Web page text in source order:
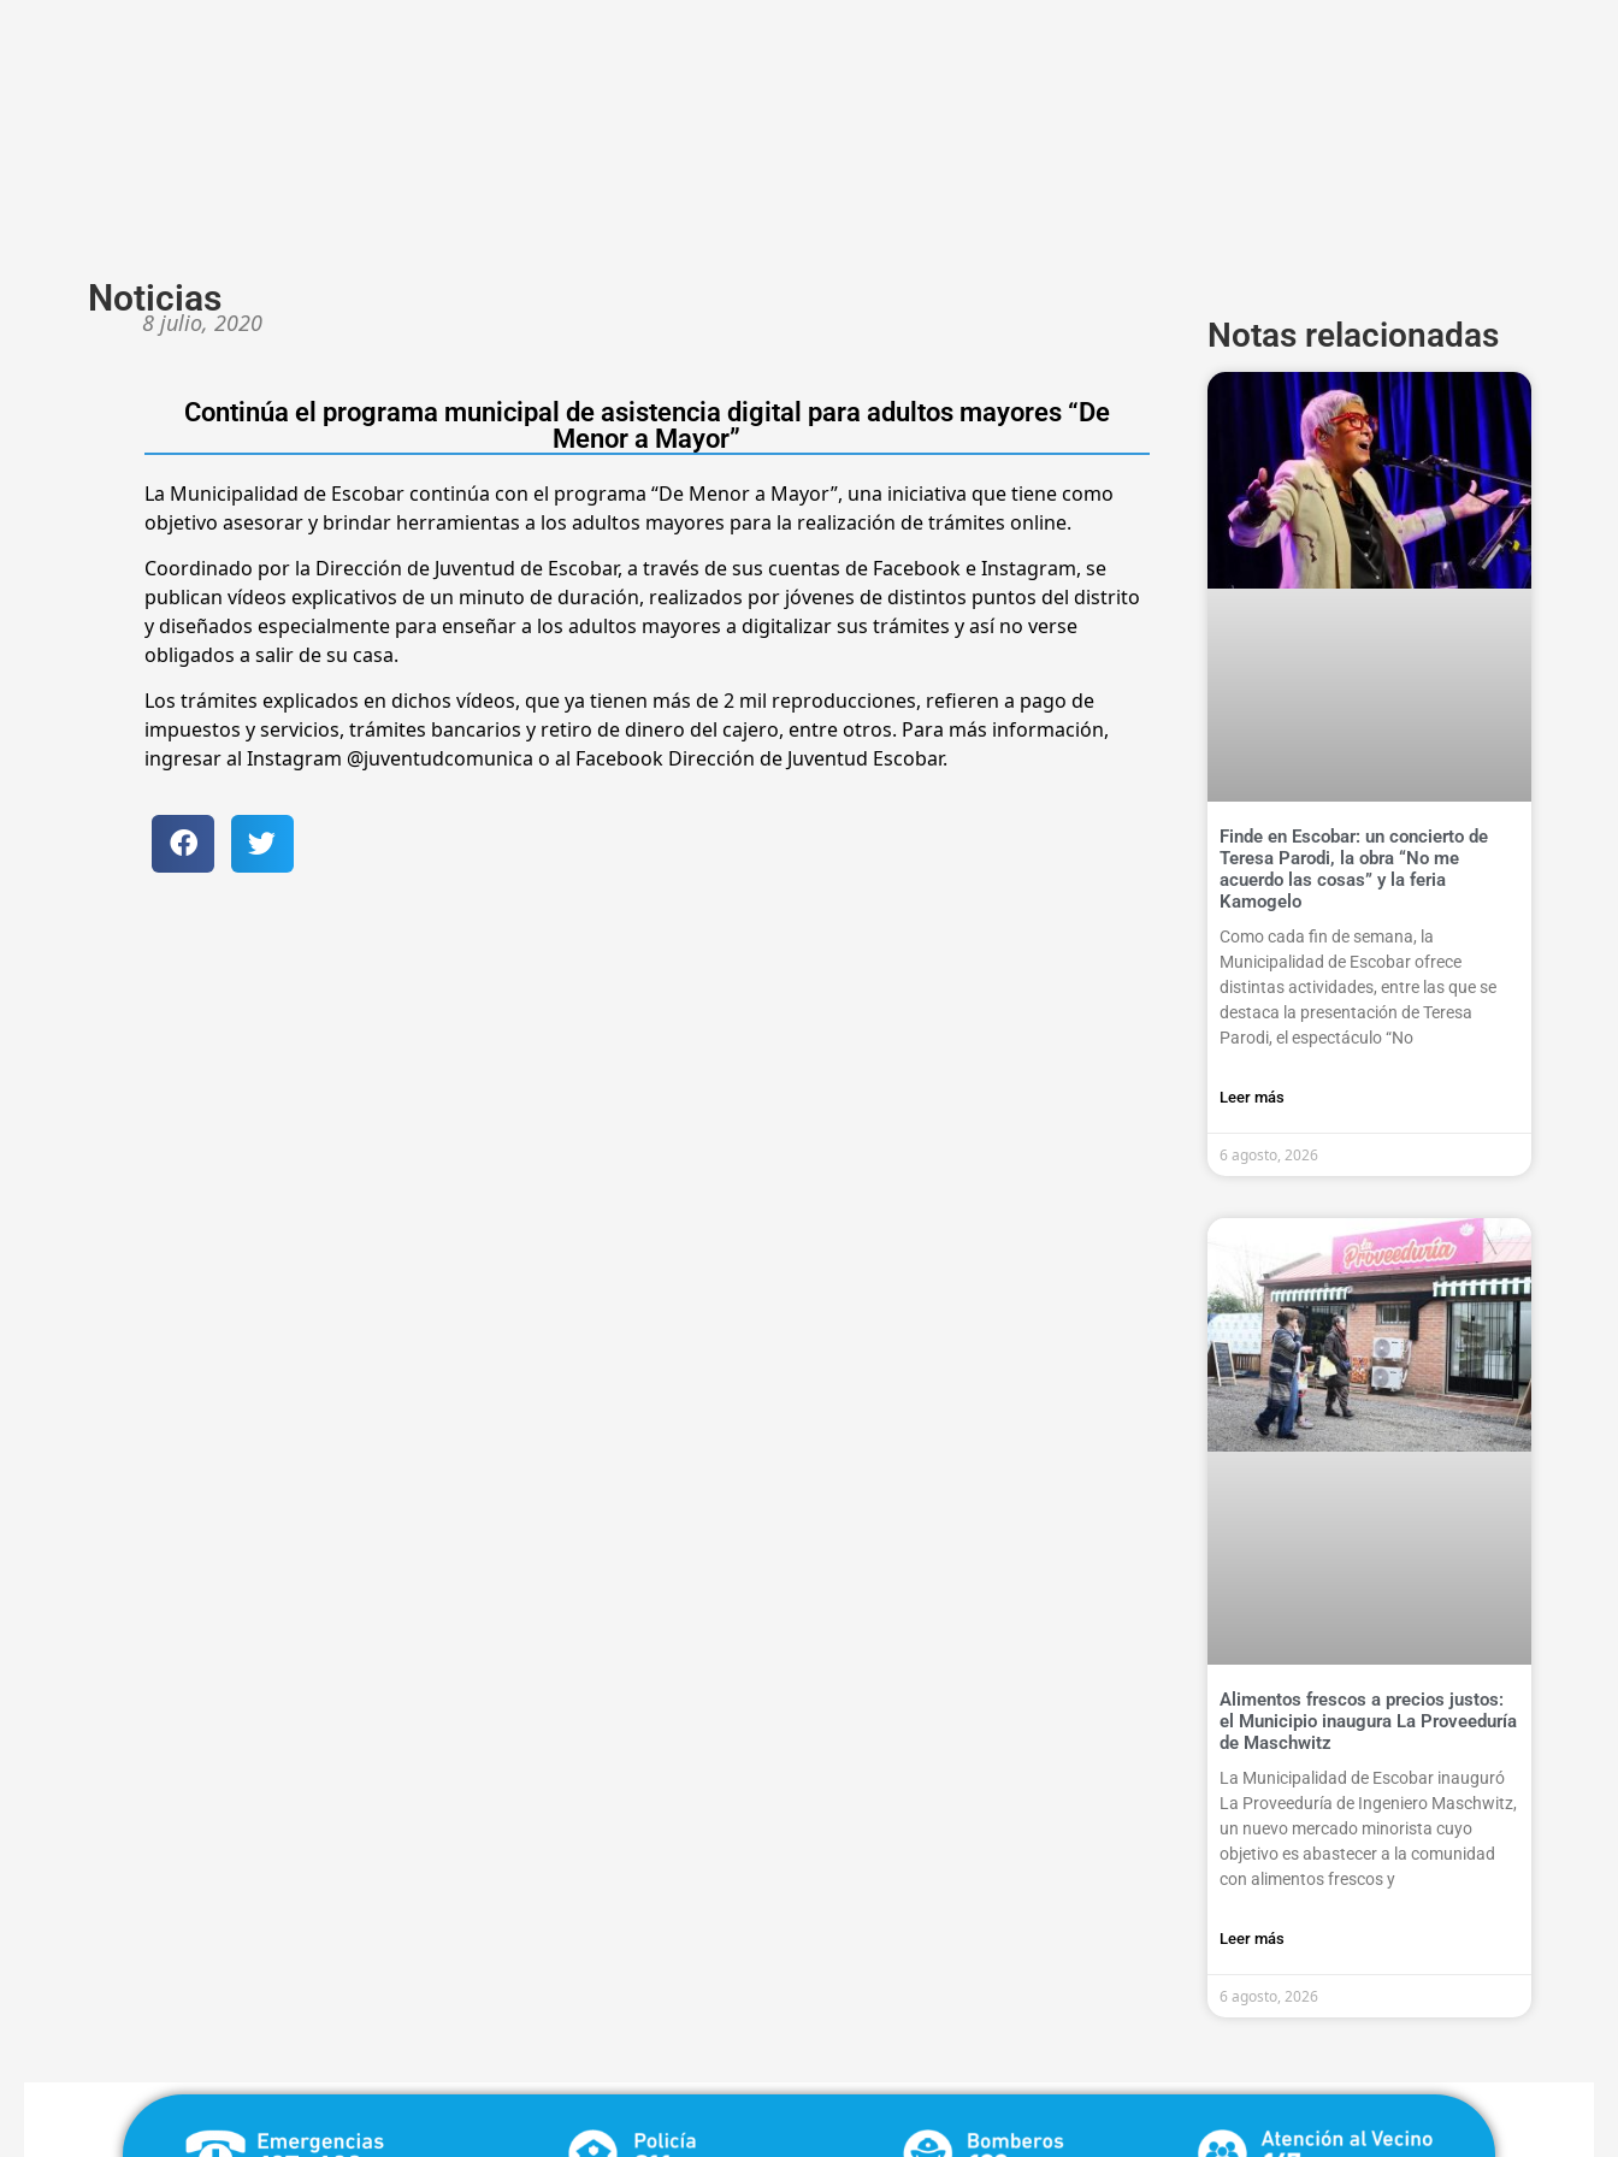
Noticias
8 julio, 2020
Continúa el programa municipal de asistencia digital para adultos mayores “De
Menor a Mayor”
La Municipalidad de Escobar continúa con el programa “De Menor a Mayor”, una iniciativa que tiene como
objetivo asesorar y brindar herramientas a los adultos mayores para la realización de trámites online.
Coordinado por la Dirección de Juventud de Escobar, a través de sus cuentas de Facebook e Instagram, se
publican vídeos explicativos de un minuto de duración, realizados por jóvenes de distintos puntos del distrito
y diseñados especialmente para enseñar a los adultos mayores a digitalizar sus trámites y así no verse
obligados a salir de su casa.
Los trámites explicados en dichos vídeos, que ya tienen más de 2 mil reproducciones, refieren a pago de
impuestos y servicios, trámites bancarios y retiro de dinero del cajero, entre otros. Para más información,
ingresar al Instagram @juventudcomunica o al Facebook Dirección de Juventud Escobar.
Notas relacionadas
Finde en Escobar: un concierto de
Teresa Parodi, la obra “No me
acuerdo las cosas” y la feria
Kamogelo
Como cada fin de semana, la
Municipalidad de Escobar ofrece
distintas actividades, entre las que se
destaca la presentación de Teresa
Parodi, el espectáculo “No
Leer más
6 agosto, 2026
Alimentos frescos a precios justos:
el Municipio inaugura La Proveeduría
de Maschwitz
La Municipalidad de Escobar inauguró
La Proveeduría de Ingeniero Maschwitz,
un nuevo mercado minorista cuyo
objetivo es abastecer a la comunidad
con alimentos frescos y
Leer más
6 agosto, 2026